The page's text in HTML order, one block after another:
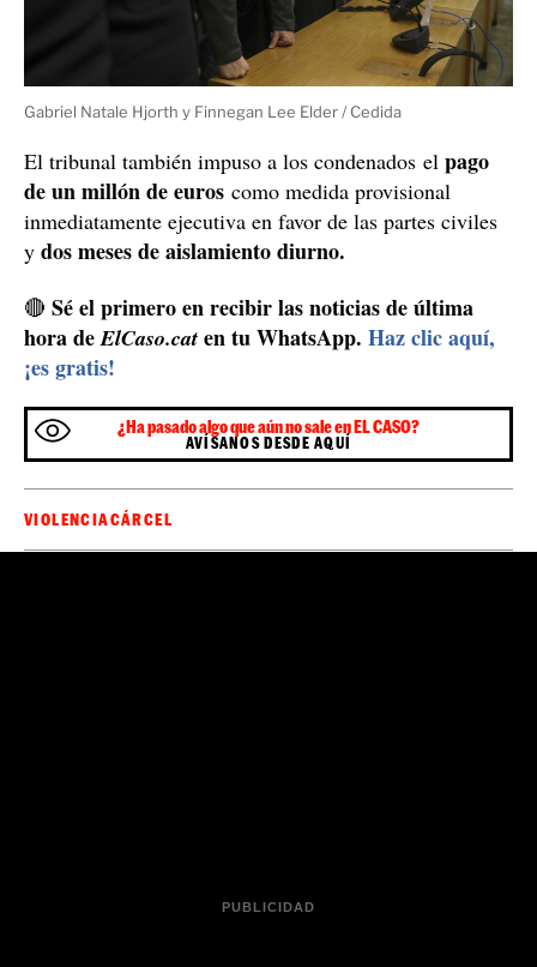
Gabriel Natale Hjorth y Finnegan Lee Elder / Cedida
El tribunal también impuso a los condenados el pago
de un millón de euros como medida provisional
inmediatamente ejecutiva en favor de las partes civiles
y dos meses de aislamiento diurno.
🔴 Sé el primero en recibir las noticias de última
hora deElCaso.cat en tu WhatsApp. Haz clic aquí,
¡es gratis!
¿Ha pasado algo que aún no sale en EL CASO?
AVÍSANOS DESDE AQUÍ
VIOLENCIACÁRCEL